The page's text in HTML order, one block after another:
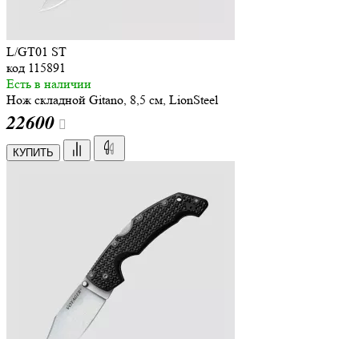
L/GT01 ST
код 115891
Есть в наличии
Нож складной Gitano, 8,5 см, LionSteel
22600
КУПИТЬ